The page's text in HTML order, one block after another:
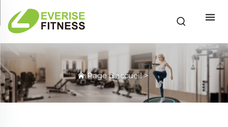
Page d'accueil>